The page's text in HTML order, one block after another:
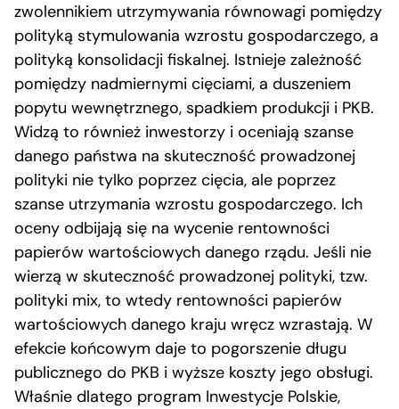
zwolennikiem utrzymywania równowagi pomiędzy
polityką stymulowania wzrostu gospodarczego, a
polityką konsolidacji fiskalnej. Istnieje zależność
pomiędzy nadmiernymi cięciami, a duszeniem
popytu wewnętrznego, spadkiem produkcji i PKB.
Widzą to również inwestorzy i oceniają szanse
danego państwa na skuteczność prowadzonej
polityki nie tylko poprzez cięcia, ale poprzez
szanse utrzymania wzrostu gospodarczego. Ich
oceny odbijają się na wycenie rentowności
papierów wartościowych danego rządu. Jeśli nie
wierzą w skuteczność prowadzonej polityki, tzw.
polityki mix, to wtedy rentowności papierów
wartościowych danego kraju wręcz wzrastają. W
efekcie końcowym daje to pogorszenie długu
publicznego do PKB i wyższe koszty jego obsługi.
Właśnie dlatego program Inwestycje Polskie,